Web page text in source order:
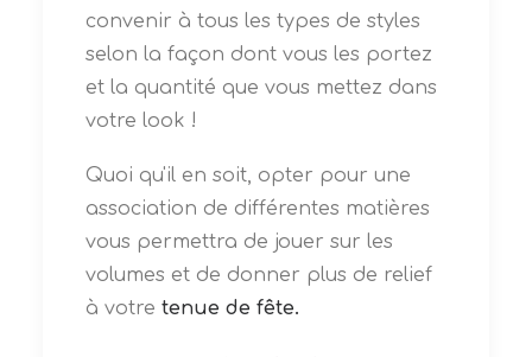
convenir à tous les types de styles
selon la façon dont vous les portez
et la quantité que vous mettez dans
votre look !
Quoi qu'il en soit, opter pour une
association de différentes matières
vous permettra de jouer sur les
volumes et de donner plus de relief
à votre tenue de fête.